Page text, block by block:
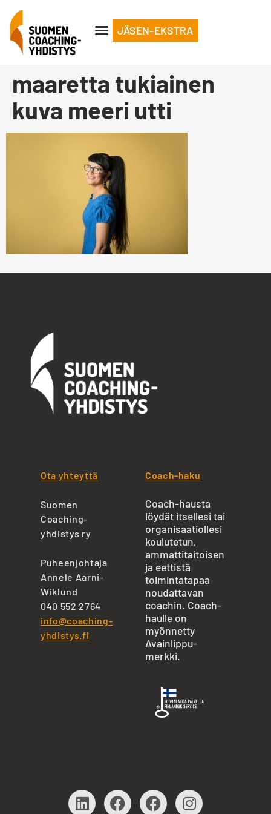
JÄSEN-EKSTRA
maaretta tukiainen
kuva meeri utti
Ota yhteyttä
Suomen
Coaching-
yhdistys ry
Puheenjohtaja
Annele Aarni-
Wiklund
040 552 2764
info@coaching-
yhdistys.fi
Coach-haku
Coach-hausta
löydät itsellesi tai
organisaatiollesi
koulutetun,
ammattitaitoisen
ja eettistä
toimintatapaa
noudattavan
coachin. Coach-
haulle on
myönnetty
Avainlippu-
merkki.